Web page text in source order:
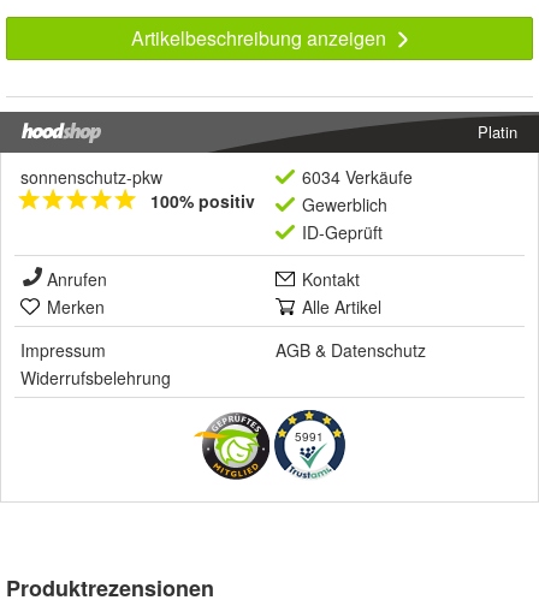
Artikelbeschreibung anzeigen
Platin
sonnenschutz-pkw
100% positiv
6034 Verkäufe
Gewerblich
ID-Geprüft
Anrufen
Kontakt
Merken
Alle Artikel
Impressum
AGB & Datenschutz
Widerrufsbelehrung
5991
Produktrezensionen